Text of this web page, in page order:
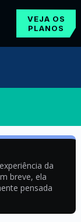
VEJA OS
PLANOS
da
breve, ela
pensada